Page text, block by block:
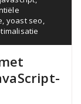
, yoast seo,